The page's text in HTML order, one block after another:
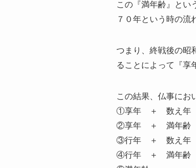
この『満年齢』とい
７０年という時の流
つまり、終戦後の昭
ることによって『享
この結果、仏事にお
①享年 ＋ 数え年
②享年 ＋ 満年齢
③行年 ＋ 数え年
④行年 ＋ 満年齢